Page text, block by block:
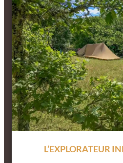
L’EXPLORATEUR